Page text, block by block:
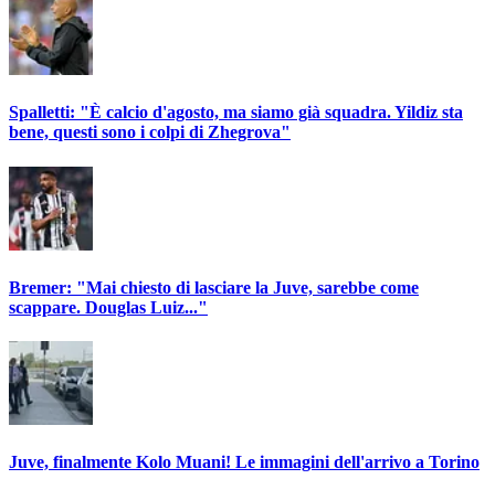
Spalletti: "È calcio d'agosto, ma siamo già squadra. Yildiz sta
bene, questi sono i colpi di Zhegrova"
Bremer: "Mai chiesto di lasciare la Juve, sarebbe come
scappare. Douglas Luiz..."
Juve, finalmente Kolo Muani! Le immagini dell'arrivo a Torino